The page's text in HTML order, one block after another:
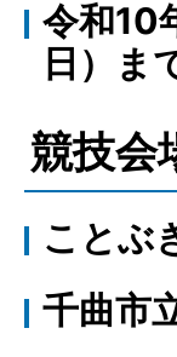
令和10
日）ま
競技会
ことぶ
千曲市